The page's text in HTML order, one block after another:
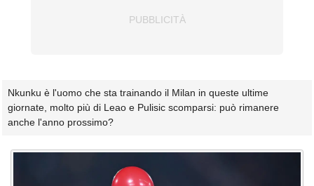
Nkunku è l'uomo che sta trainando il Milan in queste ultime
giornate, molto più di Leao e Pulisic scomparsi: può rimanere
anche l'anno prossimo?